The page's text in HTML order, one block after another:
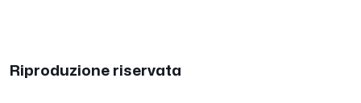
Riproduzione riservata